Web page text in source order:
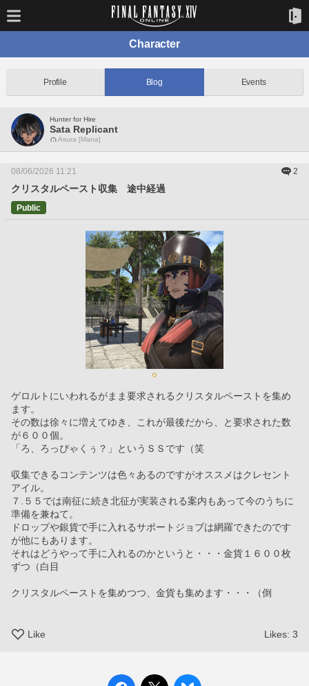
Character
Profile Blog Events
Hunter for Hire
Sata Replicant
Asura [Mana]
08/06/2026 11:21 2
クリスタルペースト収集 途中経過
Public
ゲロルトにいわれるがまま要求されるクリスタルペーストを集め
ます。
その数は徐々に増えてゆき、これが最後だから、と要求された数
が６００個。
「ろ、ろっぴゃくぅ？」というＳＳです（笑
収集できるコンテンツは色々あるのですがオススメはクレセント
アイル。
７.５５では南征に続き北征が実装される案内もあって今のうちに
準備を兼ねて。
ドロップや銀貨で手に入れるサポートジョブは網羅できたのです
が他にもあります。
それはどうやって手に入れるのかというと・・・金貨１６００枚
ずつ（白目
クリスタルペーストを集めつつ、金貨も集めます・・・（倒
Like Likes: 3